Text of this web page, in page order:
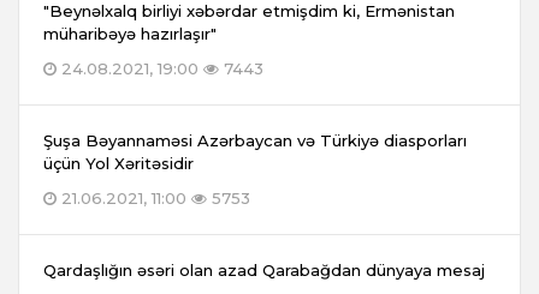
"Beynəlxalq birliyi xəbərdar etmişdim ki, Ermənistan
müharibəyə hazırlaşır"
24.08.2021, 19:00
7443
Şuşa Bəyannaməsi Azərbaycan və Türkiyə diasporları
üçün Yol Xəritəsidir
21.06.2021, 11:00
5753
Qardaşlığın əsəri olan azad Qarabağdan dünyaya mesaj